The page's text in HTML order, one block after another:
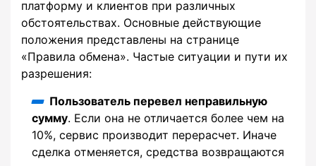
платформу и клиентов при различных
обстоятельствах. Основные действующие
положения представлены на странице
«Правила обмена». Частые ситуации и пути их
разрешения:
Пользователь перевел неправильную
сумму. Если она не отличается более чем на
10%, сервис производит перерасчет. Иначе
сделка отменяется, средства возвращаются